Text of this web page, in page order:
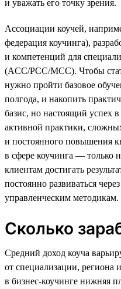
и уважать его точку зрения.
Ассоциации коучей,
федерация коучинга),
и компетенций для
(ACC/PCC/MCC). Чтобы
нужно пройти базовое
полгода, и накопить
базис, но настоящий успех
активной практики,
и постоянного повышения
в сфере коучинга — только
клиентам достигать
постоянно развиваться
управленческим методикам.
Сколько
Средний доход коуча
от специализации, региона
в бизнес-коучинге нижняя